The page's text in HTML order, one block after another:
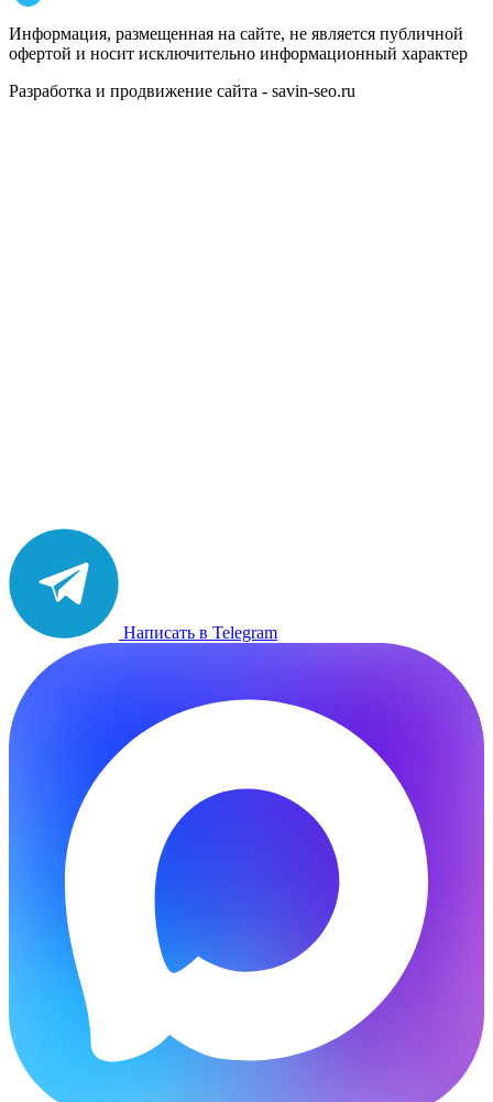
Информация, размещенная на сайте, не является публичной
офертой и носит исключительно информационный характер
Разработка и продвижение сайта - savin-seo.ru
Написать в Telegram